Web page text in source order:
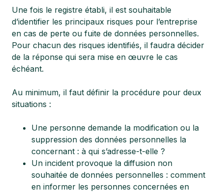
Une fois le registre établi, il est souhaitable
d’identifier les principaux risques pour l’entreprise
en cas de perte ou fuite de données personnelles.
Pour chacun des risques identifiés, il faudra décider
de la réponse qui sera mise en œuvre le cas
échéant.
Au minimum, il faut définir la procédure pour deux
situations :
Une personne demande la modification ou la
suppression des données personnelles la
concernant : à qui s’adresse-t-elle ?
Un incident provoque la diffusion non
souhaitée de données personnelles : comment
en informer les personnes concernées en